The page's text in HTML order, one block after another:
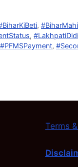
,
, #LakhpatiDidi
#PFMSPayment,
Terms